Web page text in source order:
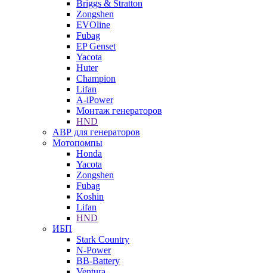
Briggs & Stratton
Zongshen
EVOline
Fubag
EP Genset
Yacota
Huter
Champion
Lifan
A-iPower
Монтаж генераторов
HND
АВР для генераторов
Мотопомпы
Honda
Yacota
Zongshen
Fubag
Koshin
Lifan
HND
ИБП
Stark Country
N-Power
BB-Battery